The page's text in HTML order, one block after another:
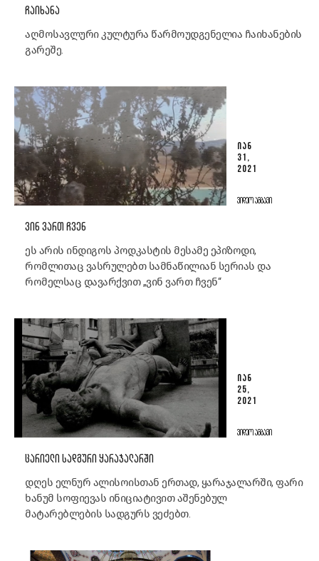
ᲩᲐᲘᲮᲐᲜᲐ
აღმოსავლური კულტურა წარმოუდგენელია ჩაიხანების
გარეშე.
ᲘᲐᲜ
31,
2021
ᲕᲘᲓᲔᲝ ᲐᲛᲑᲐᲕᲘ
ᲕᲘᲜ ᲕᲐᲠᲗ ᲩᲕᲔᲜ
ეს არის ინდიგოს პოდკასტის მესამე ეპიზოდი,
რომლითაც ვასრულებთ სამნაწილიან სერიას და
რომელსაც დავარქვით „ვინ ვართ ჩვენ“
ᲘᲐᲜ
25,
2021
ᲕᲘᲓᲔᲝ ᲐᲛᲑᲐᲕᲘ
ᲪᲐᲠᲘᲔᲚᲘ ᲡᲐᲓᲒᲣᲠᲘ ᲧᲐᲠᲐᲯᲐᲚᲐᲠᲨᲘ
დღეს ელნურ ალისოისთან ერთად, ყარაჯალარში, ფარი
ხანუმ სოფიევას ინიციატივით აშენებულ
მატარებლების სადგურს ვეძებთ.